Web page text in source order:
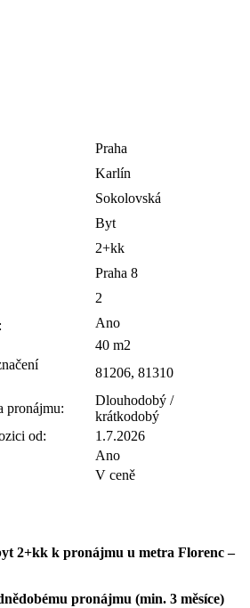
Praha
Karlín
Sokolovská
Byt
2+kk
Praha 8
2
Ano
40 m2
81206, 81310
pronájmu:
Dlouhodobý /
krátkodobý
od:
1.7.2026
Ano
V ceně
2+kk k pronájmu u metra Florenc –
pronájmu (min. 3 měsíce)